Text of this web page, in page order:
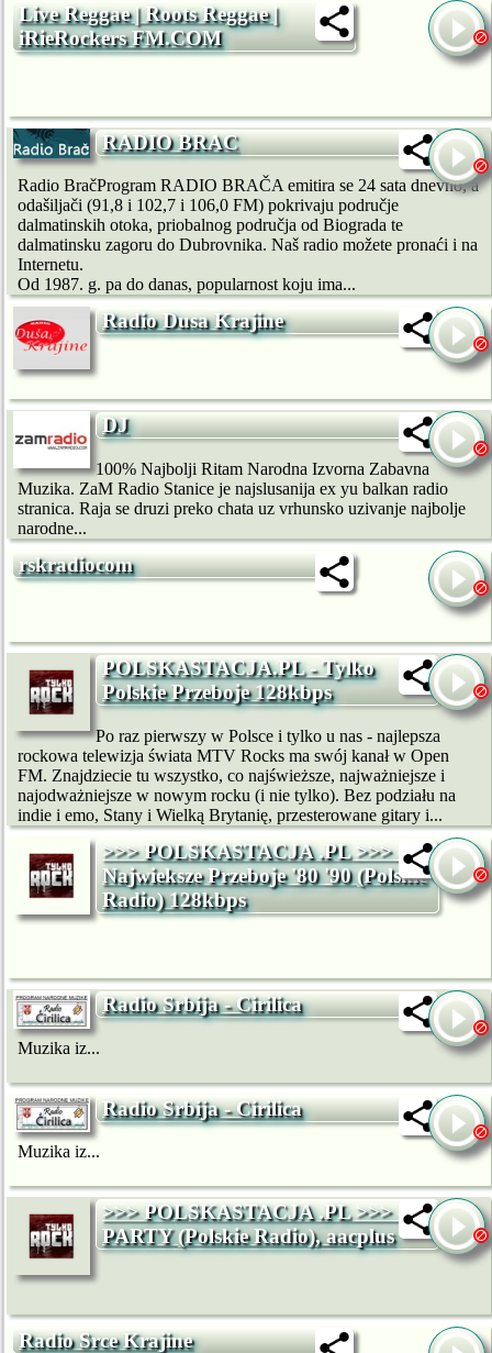
Live Reggae | Roots Reggae |
iRieRockers FM.COM
RADIO BRAC
Radio BračProgram RADIO BRAČA emitira se 24 sata dnevno, a
odašiljači (91,8 i 102,7 i 106,0 FM) pokrivaju područje
dalmatinskih otoka, priobalnog područja od Biograda te
dalmatinsku zagoru do Dubrovnika. Naš radio možete pronaći i na
Internetu.
Od 1987. g. pa do danas, popularnost koju ima...
Radio Dusa Krajine
DJ
100% Najbolji Ritam Narodna Izvorna Zabavna
Muzika. ZaM Radio Stanice je najslusanija ex yu balkan radio
stranica. Raja se druzi preko chata uz vrhunsko uzivanje najbolje
narodne...
rskradiocom
POLSKASTACJA.PL - Tylko
Polskie Przeboje 128kbps
Po raz pierwszy w Polsce i tylko u nas - najlepsza
rockowa telewizja świata MTV Rocks ma swój kanał w Open
FM. Znajdziecie tu wszystko, co najświeższe, najważniejsze i
najodważniejsze w nowym rocku (i nie tylko). Bez podziału na
indie i emo, Stany i Wielką Brytanię, przesterowane gitary i...
>>> POLSKASTACJA .PL >>> -
Najwieksze Przeboje '80 '90 (Polskie
Radio) 128kbps
Radio Srbija - Cirilica
Muzika iz...
Radio Srbija - Cirilica
Muzika iz...
>>> POLSKASTACJA .PL >>> -
PARTY (Polskie Radio), aacplus
Radio Srce Krajine